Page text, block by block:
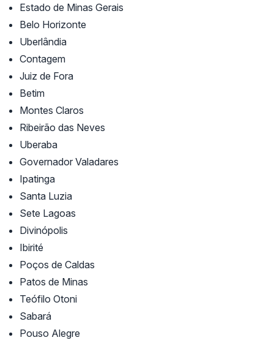
Estado de Minas Gerais
Belo Horizonte
Uberlândia
Contagem
Juiz de Fora
Betim
Montes Claros
Ribeirão das Neves
Uberaba
Governador Valadares
Ipatinga
Santa Luzia
Sete Lagoas
Divinópolis
Ibirité
Poços de Caldas
Patos de Minas
Teófilo Otoni
Sabará
Pouso Alegre